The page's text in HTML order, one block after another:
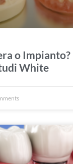
o Impianto?
White